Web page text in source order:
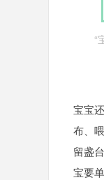
“
宝宝
布、
留盏
宝要